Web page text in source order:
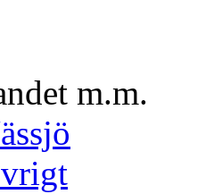
m.m.